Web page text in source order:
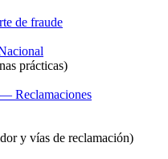
de fraude
prácticas)
Reclamaciones
y vías de reclamación)